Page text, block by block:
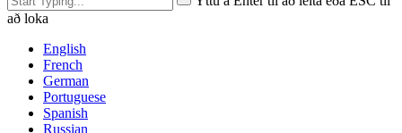
að loka
English
French
German
Portuguese
Spanish
Russian